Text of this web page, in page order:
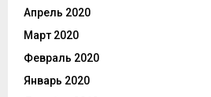
Апрель 2020
Март 2020
Февраль 2020
Январь 2020